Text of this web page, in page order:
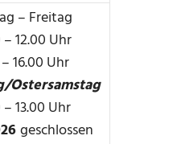
– Freitag
12.00 Uhr
16.00 Uhr
Ostersamstag
13.00 Uhr
geschlossen